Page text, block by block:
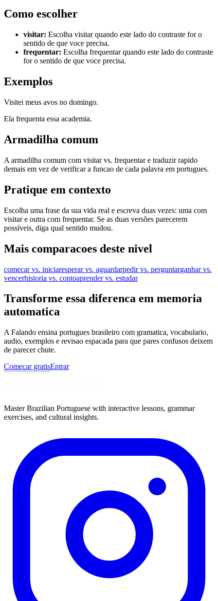
Como escolher
visitar: Escolha visitar quando este lado do contraste for o
sentido de que voce precisa.
frequentar: Escolha frequentar quando este lado do contraste
for o sentido de que voce precisa.
Exemplos
Visitei meus avos no domingo.
Ela frequenta essa academia.
Armadilha comum
A armadilha comum com visitar vs. frequentar e traduzir rapido
demais em vez de verificar a funcao de cada palavra em portugues.
Pratique em contexto
Escolha uma frase da sua vida real e escreva duas vezes: uma com
visitar e outra com frequentar. Se as duas versões parecerem
possíveis, diga qual sentido mudou.
Mais comparacoes deste nivel
comecar vs. iniciaresperar vs. aguardarpedir vs. perguntarganhar vs.
vencerhistoria vs. contoaprender vs. estudar
Transforme essa diferenca em memoria
automatica
A Falando ensina portugues brasileiro com gramatica, vocabulario,
audio, exemplos e revisao espacada para que pares confusos deixem
de parecer chute.
Comecar gratisEntrar
Master Brazilian Portuguese with interactive lessons, grammar
exercises, and cultural insights.